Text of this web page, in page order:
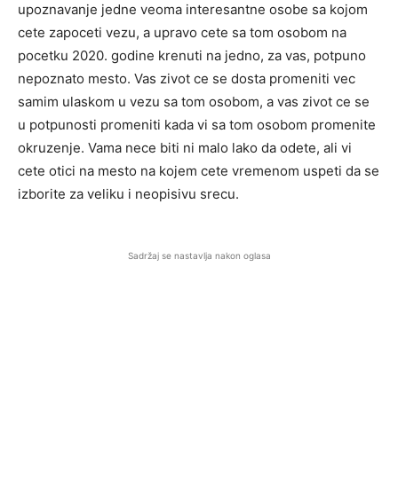
upoznavanje jedne veoma interesantne osobe sa kojom
cete zapoceti vezu, a upravo cete sa tom osobom na
pocetku 2020. godine krenuti na jedno, za vas, potpuno
nepoznato mesto. Vas zivot ce se dosta promeniti vec
samim ulaskom u vezu sa tom osobom, a vas zivot ce se
u potpunosti promeniti kada vi sa tom osobom promenite
okruzenje. Vama nece biti ni malo lako da odete, ali vi
cete otici na mesto na kojem cete vremenom uspeti da se
izborite za veliku i neopisivu srecu.
Sadržaj se nastavlja nakon oglasa